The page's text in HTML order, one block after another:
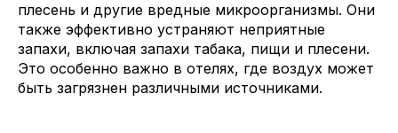
плесень и другие вредные микроорганизмы. Они
также эффективно устраняют неприятные
запахи, включая запахи табака, пищи и плесени.
Это особенно важно в отелях, где воздух может
быть загрязнен различными источниками.